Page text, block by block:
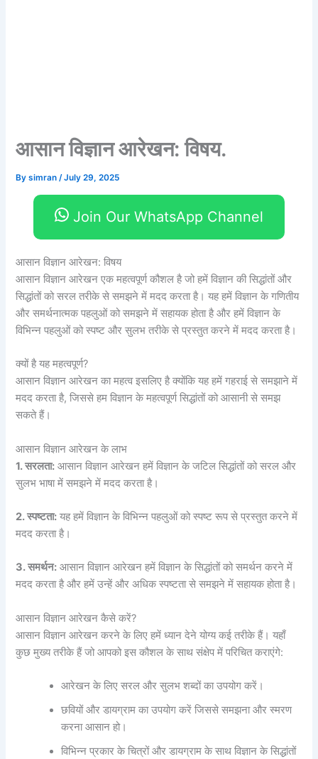
आसान विज्ञान आरेखन: विषय.
Bysimran/July 29, 2025
Join Our WhatsApp Channel
आसान विज्ञान आरेखन: विषय
आसान विज्ञान आरेखन एक महत्वपूर्ण कौशल है जो हमें विज्ञान की सिद्धांतों और
सिद्धांतों को सरल तरीके से समझने में मदद करता है। यह हमें विज्ञान के गणितीय
और समर्थनात्मक पहलुओं को समझने में सहायक होता है और हमें विज्ञान के
विभिन्न पहलुओं को स्पष्ट और सुलभ तरीके से प्रस्तुत करने में मदद करता है।
क्यों है यह महत्वपूर्ण?
आसान विज्ञान आरेखन का महत्व इसलिए है क्योंकि यह हमें गहराई से समझाने में
मदद करता है, जिससे हम विज्ञान के महत्वपूर्ण सिद्धांतों को आसानी से समझ
सकते हैं।
आसान विज्ञान आरेखन के लाभ
1. सरलता: आसान विज्ञान आरेखन हमें विज्ञान के जटिल सिद्धांतों को सरल और
सुलभ भाषा में समझने में मदद करता है।
2. स्पष्टता: यह हमें विज्ञान के विभिन्न पहलुओं को स्पष्ट रूप से प्रस्तुत करने में
मदद करता है।
3. समर्थन: आसान विज्ञान आरेखन हमें विज्ञान के सिद्धांतों को समर्थन करने में
मदद करता है और हमें उन्हें और अधिक स्पष्टता से समझने में सहायक होता है।
आसान विज्ञान आरेखन कैसे करें?
आसान विज्ञान आरेखन करने के लिए हमें ध्यान देने योग्य कई तरीके हैं। यहाँ
कुछ मुख्य तरीके हैं जो आपको इस कौशल के साथ संक्षेप में परिचित कराएंगे:
आरेखन के लिए सरल और सुलभ शब्दों का उपयोग करें।
छवियों और डायग्राम का उपयोग करें जिससे समझना और स्मरण
करना आसान हो।
विभिन्न प्रकार के चित्रों और डायग्राम के साथ विज्ञान के सिद्धांतों